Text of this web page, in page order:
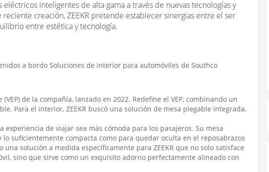
eléctricos inteligentes de alta gama a través de nuevas tecnologías y
creación, ZEEKR pretende establecer sinergias entre el ser
entre estética y tecnología.
de la compañía, lanzado en 2022. Redefine el VEP, combinando un
Para el interior, ZEEKR buscó una solución de mesa plegable integrada.
experiencia de viajar sea más cómoda para los pasajeros. Su mesa
suficientemente compacta como para quedar oculta en el reposabrazos
solución a medida específicamente para ZEEKR que no solo satisface
sino que sirve como un exquisito adorno perfectamente alineado con